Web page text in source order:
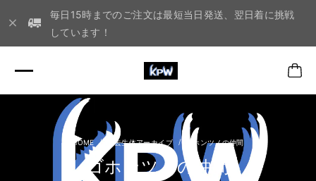
毎日15時までのご注文は最短当日発送、翌日着に挑戦
しています！
過去生体アーカイブ ゴホンツノの仲間
ゴホンツノの仲間